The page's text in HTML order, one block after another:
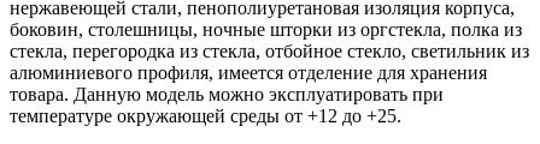
нержавеющей стали, пенополиуретановая изоляция корпуса,
боковин, столешницы, ночные шторки из оргстекла, полка из
стекла, перегородка из стекла, отбойное стекло, светильник из
алюминиевого профиля, имеется отделение для хранения
товара. Данную модель можно эксплуатировать при
температуре окружающей среды от +12 до +25.